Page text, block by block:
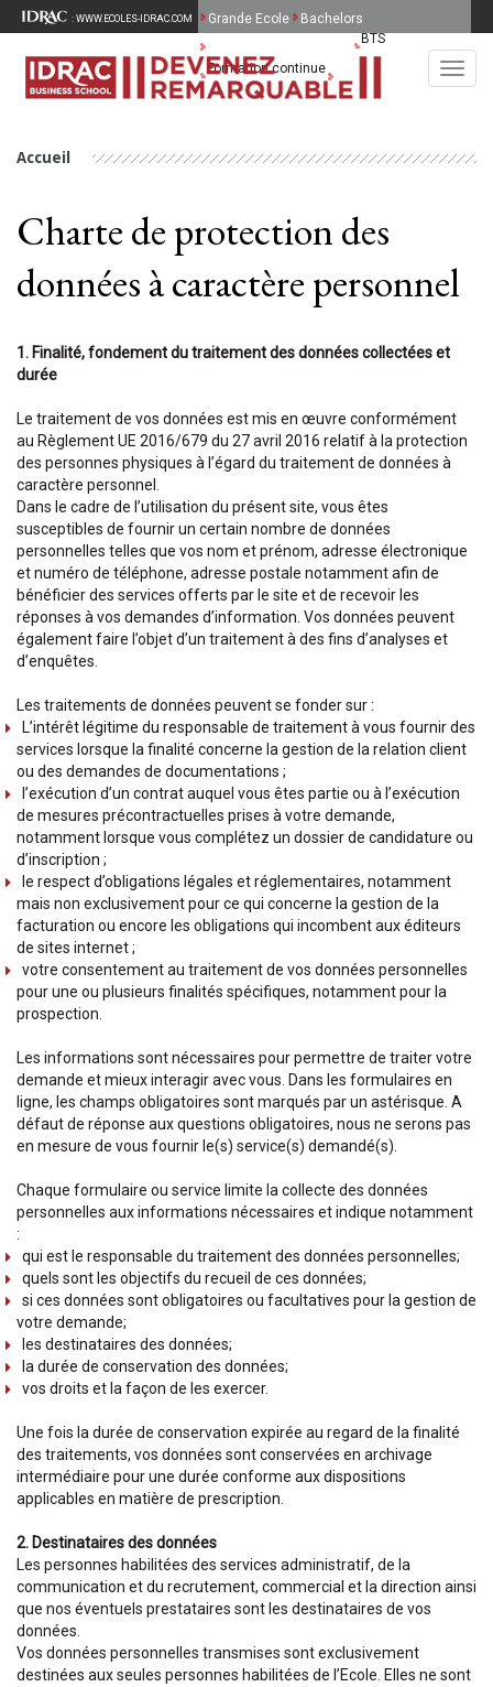
: WWW.ECOLES-IDRAC.COM Grande Ecole
Bachelors
BTS
Formation continue
English
Accueil
Charte de protection des
données à caractère personnel
1. Finalité, fondement du traitement des données collectées et
durée
Le traitement de vos données est mis en œuvre conformément
au Règlement UE 2016/679 du 27 avril 2016 relatif à la protection
des personnes physiques à l’égard du traitement de données à
caractère personnel.
Dans le cadre de l’utilisation du présent site, vous êtes
susceptibles de fournir un certain nombre de données
personnelles telles que vos nom et prénom, adresse électronique
et numéro de téléphone, adresse postale notamment afin de
bénéficier des services offerts par le site et de recevoir les
réponses à vos demandes d’information. Vos données peuvent
également faire l’objet d’un traitement à des fins d’analyses et
d’enquêtes.
Les traitements de données peuvent se fonder sur :
L’intérêt légitime du responsable de traitement à vous fournir des
services lorsque la finalité concerne la gestion de la relation client
ou des demandes de documentations ;
l’exécution d’un contrat auquel vous êtes partie ou à l’exécution
de mesures précontractuelles prises à votre demande,
notamment lorsque vous complétez un dossier de candidature ou
d’inscription ;
le respect d’obligations légales et réglementaires, notamment
mais non exclusivement pour ce qui concerne la gestion de la
facturation ou encore les obligations qui incombent aux éditeurs
de sites internet ;
votre consentement au traitement de vos données personnelles
pour une ou plusieurs finalités spécifiques, notamment pour la
prospection.
Les informations sont nécessaires pour permettre de traiter votre
demande et mieux interagir avec vous. Dans les formulaires en
ligne, les champs obligatoires sont marqués par un astérisque. A
défaut de réponse aux questions obligatoires, nous ne serons pas
en mesure de vous fournir le(s) service(s) demandé(s).
Chaque formulaire ou service limite la collecte des données
personnelles aux informations nécessaires et indique notamment
:
qui est le responsable du traitement des données personnelles;
quels sont les objectifs du recueil de ces données;
si ces données sont obligatoires ou facultatives pour la gestion de
votre demande;
les destinataires des données;
la durée de conservation des données;
vos droits et la façon de les exercer.
Une fois la durée de conservation expirée au regard de la finalité
des traitements, vos données sont conservées en archivage
intermédiaire pour une durée conforme aux dispositions
applicables en matière de prescription.
2. Destinataires des données
Les personnes habilitées des services administratif, de la
communication et du recrutement, commercial et la direction ainsi
que nos éventuels prestataires sont les destinataires de vos
données.
Vos données personnelles transmises sont exclusivement
destinées aux seules personnes habilitées de l’Ecole. Elles ne sont